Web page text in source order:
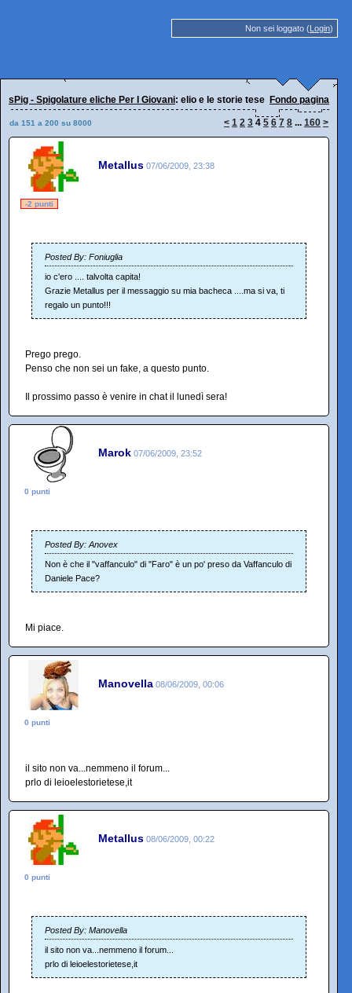
Non sei loggato (Login)
sPig - Spigolature eliche Per I Giovani: elio e le storie tese Fondo pagina
da 151 a 200 su 8000 < 1 2 3 4 5 6 7 8 ... 160 >
Metallus 07/06/2009, 23:38
-2 punti
Posted By: Foniuglia
io c'ero .... talvolta capita!
Grazie Metallus per il messaggio su mia bacheca ....ma si va, ti
regalo un punto!!!
Prego prego.
Penso che non sei un fake, a questo punto.
Il prossimo passo è venire in chat il lunedì sera!
Marok 07/06/2009, 23:52
0 punti
Posted By: Anovex
Non è che il "vaffanculo" di "Faro" è un po' preso da Vaffanculo di
Daniele Pace?
Mi piace.
Manovella 08/06/2009, 00:06
0 punti
il sito non va...nemmeno il forum...
prlo di leioelestorietese,it
Metallus 08/06/2009, 00:22
0 punti
Posted By: Manovella
il sito non va...nemmeno il forum...
prlo di leioelestorietese,it